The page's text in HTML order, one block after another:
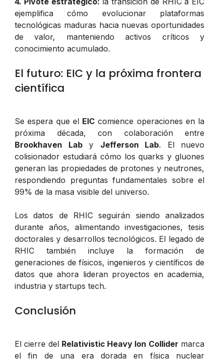
ejemplifica cómo evolucionar plataformas
tecnológicas maduras hacia nuevas oportunidades
de valor, manteniendo activos críticos y
conocimiento acumulado.
El futuro: EIC y la próxima frontera
científica
Se espera que el EIC comience operaciones en la
próxima década, con colaboración entre
Brookhaven Laby Jefferson Lab. El nuevo
colisionador estudiará cómo los quarks y gluones
generan las propiedades de protones y neutrones,
respondiendo preguntas fundamentales sobre el
99% de la masa visible del universo.
Los datos de RHIC seguirán siendo analizados
durante años, alimentando investigaciones, tesis
doctorales y desarrollos tecnológicos. El legado de
RHIC también incluye la formación de
generaciones de físicos, ingenieros y científicos de
datos que ahora lideran proyectos en academia,
industria y startups tech.
Conclusión
El cierre del Relativistic Heavy Ion Collider marca
el fin de una era dorada en física nuclear